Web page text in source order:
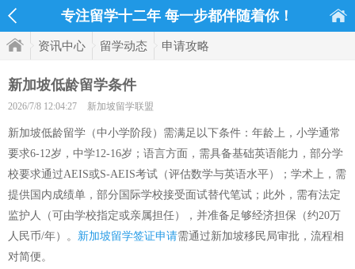
专注留学十二年 每一步都伴随着你！
资讯中心 留学动态 申请攻略
新加坡低龄留学条件
2026/7/8 12:04:27 新加坡留学联盟
新加坡低龄留学（中小学阶段）需满足以下条件：年龄上，小学通常
要求6-12岁，中学12-16岁；语言方面，需具备基础英语能力，部分学
校要求通过AEIS或S-AEIS考试（评估数学与英语水平）；学术上，需
提供国内成绩单，部分国际学校接受面试替代笔试；此外，需有法定
监护人（可由学校指定或亲属担任），并准备足够经济担保（约20万
人民币/年）。 新加坡留学签证申请需通过新加坡移民局审批，流程相
对简便。